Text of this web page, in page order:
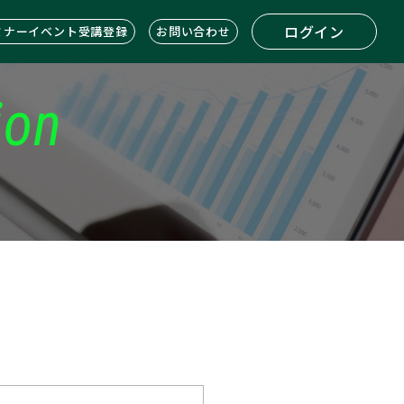
ナーイベント受講登録 お問い合わせ ログイン